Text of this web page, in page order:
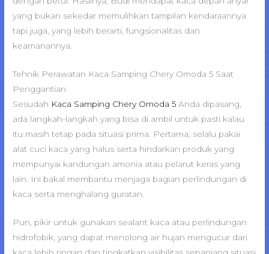
yang bukan sekedar memulihkan tampilan kendaraannya
tapi juga, yang lebih berarti, fungsionalitas dan
keamanannya.
Tehnik Perawatan Kaca Samping Chery Omoda 5 Saat
Penggantian
Sesudah Kaca Samping Chery Omoda 5 Anda dipasang,
ada langkah-langkah yang bisa di ambil untuk pasti kalau
itu masih tetap pada situasi prima. Pertama, selalu pakai
alat cuci kaca yang halus serta hindarkan produk yang
mempunyai kandungan amonia atau pelarut keras yang
lain. Ini bakal membantu menjaga bagian perlindungan di
kaca serta menghalang guratan.
Pun, pikir untuk gunakan sealant kaca atau perlindungan
hidrofobik, yang dapat menolong air hujan mengucur dari
kaca lebih ringan dan tingkatkan visibilitas sepanjang situasi